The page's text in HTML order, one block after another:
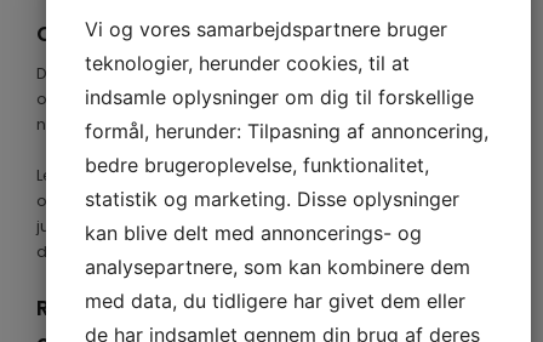
Compliance-ansvar
Det er ledelsens ansvar at sikre at politikken for
overholdelse af love, herunder skatteloven, følges på alle
niveauer af virksomheden.
Ledelsen vil være ansvarlig for at overvåge og evaluere
overholdelsen af lovgivningen og vil foretage nødvendige
justeringer og forbedringer i forretningsprocesserne, hvis
det er nødvendigt.
Rapportering af potentielle
Vi og vores samarbejdspartnere bruger
teknologier, herunder cookies, til at
indsamle oplysninger om dig til forskellige
formål, herunder: Tilpasning af annoncering,
bedre brugeroplevelse, funktionalitet,
statistik og marketing. Disse oplysninger
kan blive delt med annoncerings- og
analysepartnere, som kan kombinere dem
med data, du tidligere har givet dem eller
de har indsamlet gennem din brug af deres